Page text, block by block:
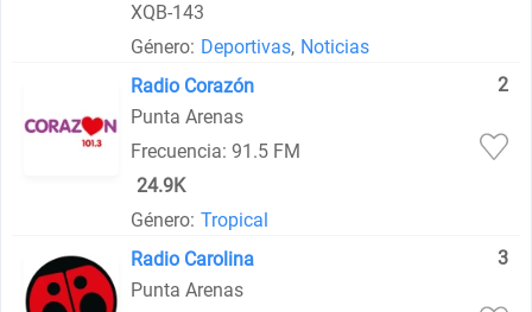
XQB-143
Género: Deportivas, Noticias
Radio Corazón
2
Punta Arenas
Frecuencia: 91.5 FM
24.9K
Género: Tropical
Radio Carolina
3
Punta Arenas